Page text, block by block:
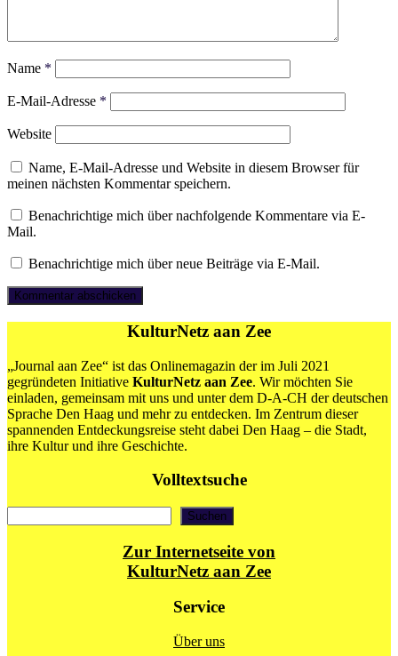
Name *
E-Mail-Adresse *
Website
Name, E-Mail-Adresse und Website in diesem Browser für
meinen nächsten Kommentar speichern.
Benachrichtige mich über nachfolgende Kommentare via E-
Mail.
Benachrichtige mich über neue Beiträge via E-Mail.
KulturNetz aan Zee
„Journal aan Zee“ ist das Onlinemagazin der im Juli 2021
gegründeten Initiative KulturNetz aan Zee. Wir möchten Sie
einladen, gemeinsam mit uns und unter dem D-A-CH der deutschen
Sprache Den Haag und mehr zu entdecken. Im Zentrum dieser
spannenden Entdeckungsreise steht dabei Den Haag – die Stadt,
ihre Kultur und ihre Geschichte.
Volltextsuche
Suchen
Zur Internetseite von
KulturNetz aan Zee
Service
Über uns